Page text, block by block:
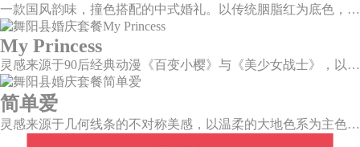
一款国风韵味，撞色搭配的中式婚礼。以传统胭脂红为底色，黛蓝色花鸟点缀其中，热情的红色和低调的古风书画色相辅相成。
My Princess
灵感来源于90后经典动漫《百变小樱》与《美少女战士》，以柔美梦幻的马卡龙色系为主色调，融合精灵萌宠与星星魔法阵等元素，为遗落凡间的公主搭建一个召唤王子的舞台。
简单爱
灵感来源于几何线条的不对称美感，以温柔的大地色系为主色调，空间上，利用几何线条进行完美切割，配以柔和色系的花艺点缀，构造了一个温馨柔和、清新复古的空间。